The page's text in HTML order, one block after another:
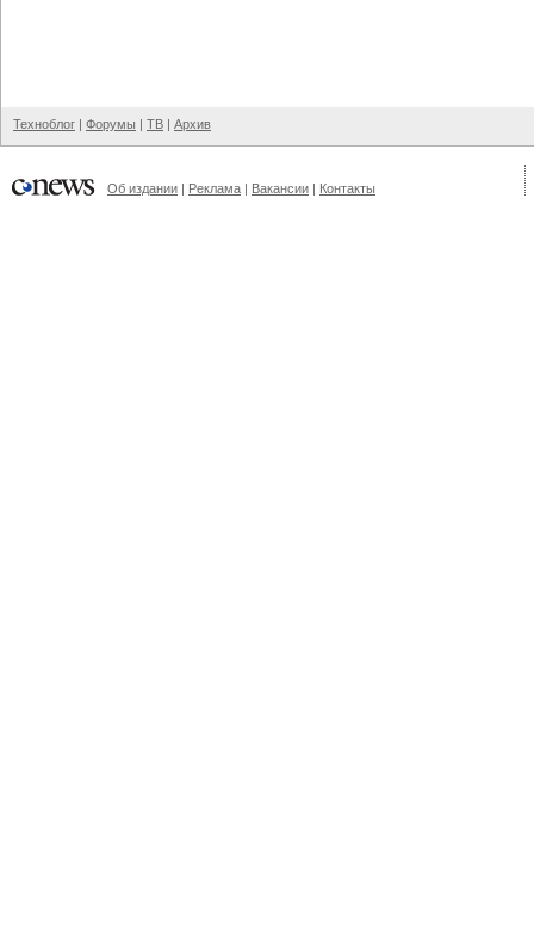
Техноблог | Форумы | ТВ | Архив
Об издании | Реклама | Вакансии | Контакты